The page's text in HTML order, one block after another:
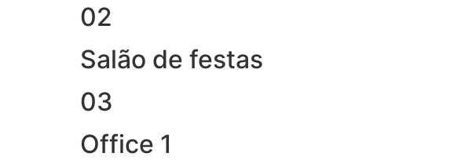
02
Salão de festas
03
Office 1​